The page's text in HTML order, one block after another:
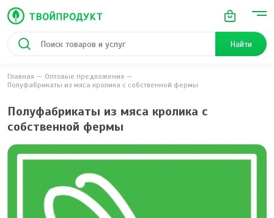
Найти
Главная
Оптовые предложения
Полуфабрикаты из мяса кролика с собственной фермы
Полуфабрикаты из мяса кролика с
собственной фермы